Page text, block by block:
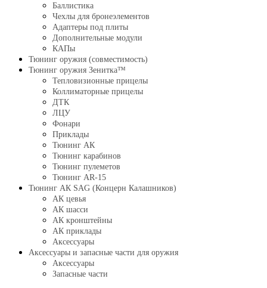
Баллистика
Чехлы для бронеэлементов
Адаптеры под плиты
Дополнительные модули
КАПы
Тюнинг оружия (совместимость)
Тюнинг оружия Зенитка™
Тепловизионные прицелы
Коллиматорные прицелы
ДТК
ЛЦУ
Фонари
Приклады
Тюнинг АК
Тюнинг карабинов
Тюнинг пулеметов
Тюнинг AR-15
Тюнинг АК SAG (Концерн Калашников)
АК цевья
АК шасси
АК кронштейны
АК приклады
Аксессуары
Аксессуары и запасные части для оружия
Аксессуары
Запасные части